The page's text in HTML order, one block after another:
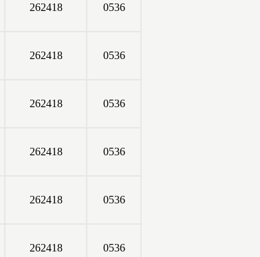
262418 0536
262418 0536
262418 0536
262418 0536
262418 0536
262418 0536